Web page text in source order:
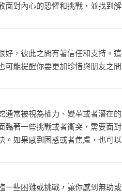
面對內心的恐懼和挑戰，並找到解
好，彼此之間有著信任和支持。這
可能提醒你要更加珍惜與朋友之間
通常被視為權力、變革或者潛在的
臨著一些挑戰或者衝突，需要面對
。如果感到困惑或者焦慮，也可以
一些困難或挑戰，讓你感到無助或